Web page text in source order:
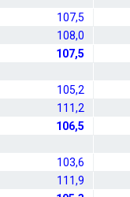
107,5
108,0
107,5
105,2
111,2
106,5
103,6
111,9